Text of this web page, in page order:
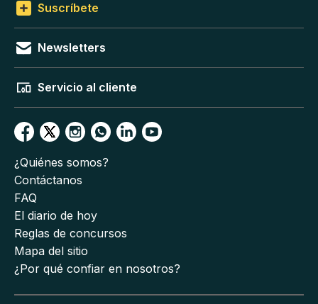
Suscríbete
Newsletters
Servicio al cliente
¿Quiénes somos?
Contáctanos
FAQ
El diario de hoy
Reglas de concursos
Mapa del sitio
¿Por qué confiar en nosotros?